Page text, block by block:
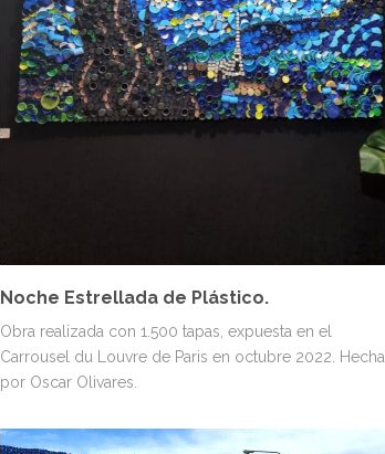
Noche Estrellada de Plástico.
Obra realizada con 1.500 tapas, expuesta en el
Carrousel du Louvre de Paris en octubre 2022. Hecha
por Oscar Olivares.